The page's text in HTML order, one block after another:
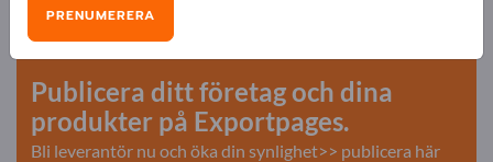
Behov – Erbjudanden – Begagnade varor –
Affärskontakter >> börja här
Publicera ditt företag och dina
produkter på Exportpages.
Bli leverantör nu och öka din synlighet>> publicera här
PRENUMERERA